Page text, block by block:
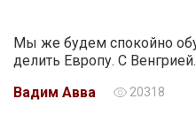
Мы же будем спокойно
делить Европу. С
Вадим Авва
20318